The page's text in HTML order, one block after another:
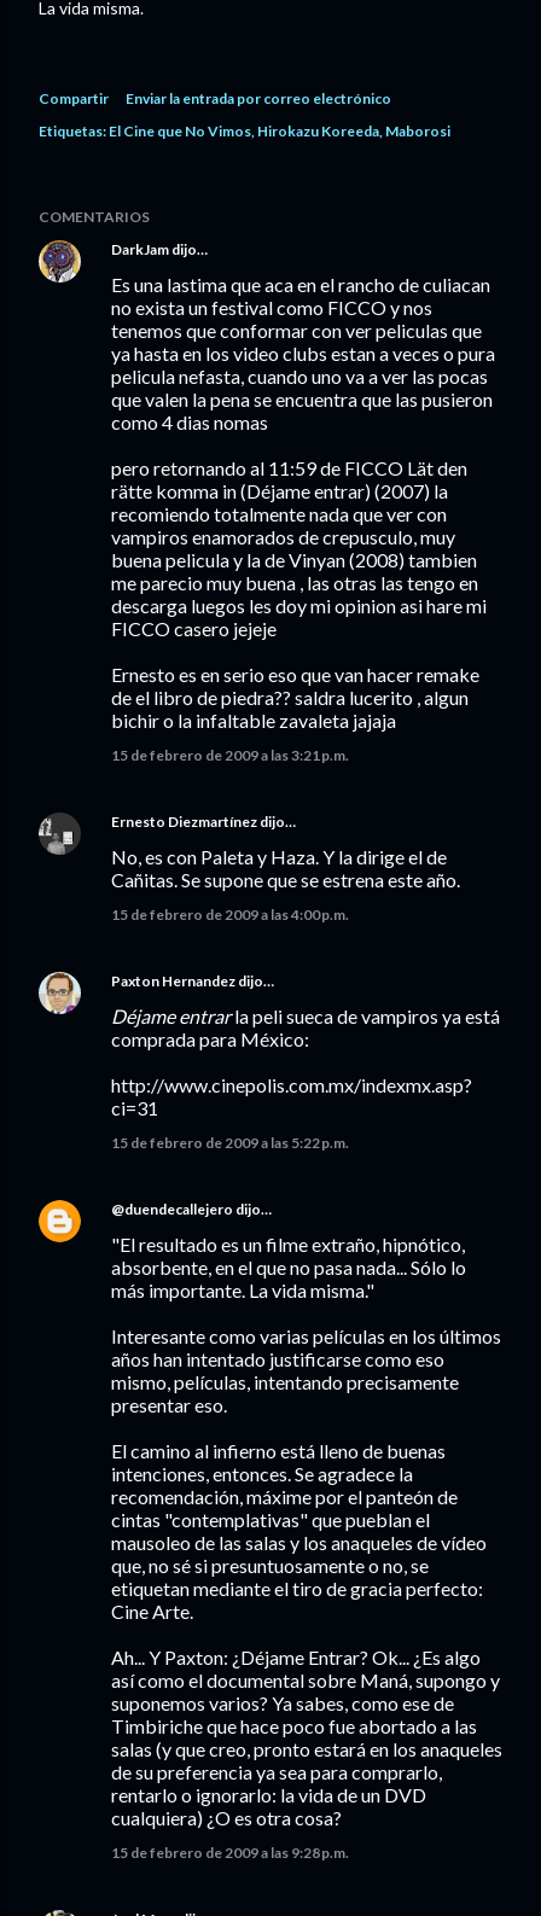
La vida misma.
Compartir
Enviar la entrada por correo electrónico
Etiquetas: El Cine que No Vimos Hirokazu Koreeda Maborosi
COMENTARIOS
DarkJam dijo…
Es una lastima que aca en el rancho de culiacan
no exista un festival como FICCO y nos
tenemos que conformar con ver peliculas que
ya hasta en los video clubs estan a veces o pura
pelicula nefasta, cuando uno va a ver las pocas
que valen la pena se encuentra que las pusieron
como 4 dias nomas
pero retornando al 11:59 de FICCO Lät den
rätte komma in (Déjame entrar) (2007) la
recomiendo totalmente nada que ver con
vampiros enamorados de crepusculo, muy
buena pelicula y la de Vinyan (2008) tambien
me parecio muy buena , las otras las tengo en
descarga luegos les doy mi opinion asi hare mi
FICCO casero jejeje
Ernesto es en serio eso que van hacer remake
de el libro de piedra?? saldra lucerito , algun
bichir o la infaltable zavaleta jajaja
15 de febrero de 2009 a las 3:21 p.m.
Ernesto Diezmartínez dijo…
No, es con Paleta y Haza. Y la dirige el de
Cañitas. Se supone que se estrena este año.
15 de febrero de 2009 a las 4:00 p.m.
Paxton Hernandez dijo…
Déjame entrarla peli sueca de vampiros ya está
comprada para México:
http://www.cinepolis.com.mx/indexmx.asp?
ci=31
15 de febrero de 2009 a las 5:22 p.m.
@duendecallejero dijo…
"El resultado es un filme extraño, hipnótico,
absorbente, en el que no pasa nada... Sólo lo
más importante. La vida misma."
Interesante como varias películas en los últimos
años han intentado justificarse como eso
mismo, películas, intentando precisamente
presentar eso.
El camino al infierno está lleno de buenas
intenciones, entonces. Se agradece la
recomendación, máxime por el panteón de
cintas "contemplativas" que pueblan el
mausoleo de las salas y los anaqueles de vídeo
que, no sé si presuntuosamente o no, se
etiquetan mediante el tiro de gracia perfecto:
Cine Arte.
Ah... Y Paxton: ¿Déjame Entrar? Ok... ¿Es algo
así como el documental sobre Maná, supongo y
suponemos varios? Ya sabes, como ese de
Timbiriche que hace poco fue abortado a las
salas (y que creo, pronto estará en los anaqueles
de su preferencia ya sea para comprarlo,
rentarlo o ignorarlo: la vida de un DVD
cualquiera) ¿O es otra cosa?
15 de febrero de 2009 a las 9:28 p.m.